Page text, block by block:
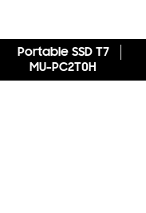
Portable SSD T7
MU-PC2T0H